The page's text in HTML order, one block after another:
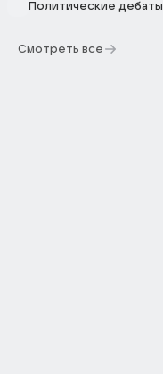
Политические дебаты
Смотреть все